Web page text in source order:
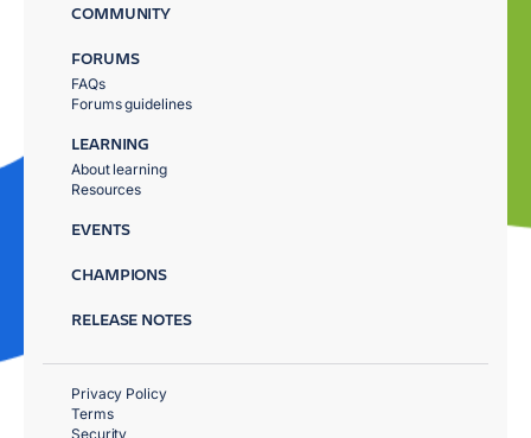
COMMUNITY
FORUMS
FAQs
Forums guidelines
LEARNING
About learning
Resources
EVENTS
CHAMPIONS
RELEASE NOTES
Privacy Policy
Terms
Security